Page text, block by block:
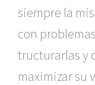
siempre la
con
tructurarlas y
maximizar su